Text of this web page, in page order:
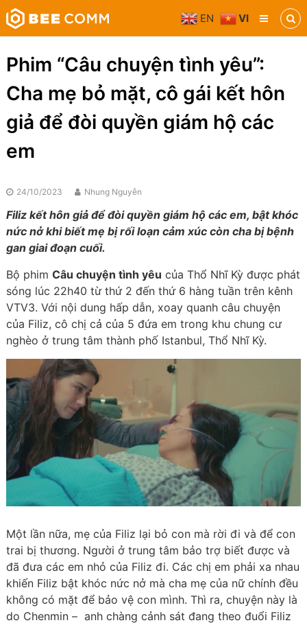
Skip
to
content
Bee
Comm
Truyền
thông
phương
tiện
Phim “Câu chuyện tình yêu”:
Cha mẹ bỏ mặt, cô gái kết hôn
giả để đòi quyền giám hộ các
em
24/10/2023 Nhung Nguyễn
Filiz kết hôn giả để đòi quyền giám hộ các em, bật khóc
nức nở khi biết mẹ bị rối loạn cảm xúc còn cha bị bệnh
gan giai đoạn cuối.
Bộ phim Câu chuyện tình yêu của Thổ Nhĩ Kỳ được phát
sóng lúc 22h40 từ thứ 2 đến thứ 6 hàng tuần trên kênh
VTV3. Với nội dung hấp dẫn, xoay quanh câu chuyện
của Filiz, cô chị cả của 5 đứa em trong khu chung cư
nghèo ở trung tâm thành phố Istanbul, Thổ Nhĩ Kỳ.
Một lần nữa, mẹ của Filiz lại bỏ con mà rời đi và để con
trai bị thương. Người ở trung tâm bảo trợ biết được và
đã đưa các em nhỏ của Filiz đi. Các chị em phải xa nhau
khiến Filiz bật khóc nức nở mà cha mẹ của nữ chính đều
không có mặt để bảo vệ con mình. Thì ra, chuyện này là
do Chenmin – anh chàng cảnh sát đang theo đuổi Filiz
EN VI